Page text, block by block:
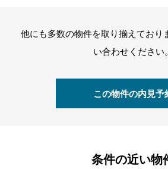
他にも多数の物件を取り揃えており
い合わせください。
この物件の内見予
条件の近い物